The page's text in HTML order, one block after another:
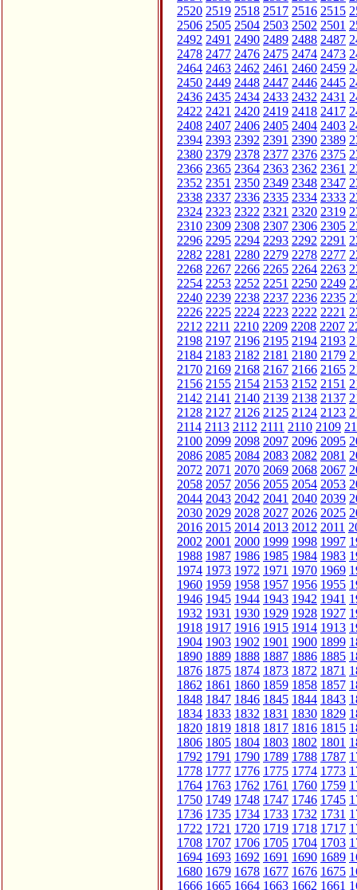
2520 2519 2518 2517 2516 2515
2506 2505 2504 2503 2502 2501
2492 2491 2490 2489 2488 2487
2478 2477 2476 2475 2474 2473
2464 2463 2462 2461 2460 2459
2450 2449 2448 2447 2446 2445
2436 2435 2434 2433 2432 2431
2422 2421 2420 2419 2418 2417
2408 2407 2406 2405 2404 2403
2394 2393 2392 2391 2390 2389
2380 2379 2378 2377 2376 2375
2366 2365 2364 2363 2362 2361
2352 2351 2350 2349 2348 2347
2338 2337 2336 2335 2334 2333
2324 2323 2322 2321 2320 2319
2310 2309 2308 2307 2306 2305
2296 2295 2294 2293 2292 2291
2282 2281 2280 2279 2278 2277
2268 2267 2266 2265 2264 2263
2254 2253 2252 2251 2250 2249
2240 2239 2238 2237 2236 2235
2226 2225 2224 2223 2222 2221
2212 2211 2210 2209 2208 2207
2198 2197 2196 2195 2194 2193
2184 2183 2182 2181 2180 2179
2170 2169 2168 2167 2166 2165
2156 2155 2154 2153 2152 2151
2142 2141 2140 2139 2138 2137
2128 2127 2126 2125 2124 2123
2114 2113 2112 2111 2110 2109
2100 2099 2098 2097 2096 2095
2086 2085 2084 2083 2082 2081
2072 2071 2070 2069 2068 2067
2058 2057 2056 2055 2054 2053
2044 2043 2042 2041 2040 2039
2030 2029 2028 2027 2026 2025
2016 2015 2014 2013 2012 2011
2002 2001 2000 1999 1998 1997
1988 1987 1986 1985 1984 1983
1974 1973 1972 1971 1970 1969
1960 1959 1958 1957 1956 1955
1946 1945 1944 1943 1942 1941
1932 1931 1930 1929 1928 1927
1918 1917 1916 1915 1914 1913
1904 1903 1902 1901 1900 1899
1890 1889 1888 1887 1886 1885
1876 1875 1874 1873 1872 1871
1862 1861 1860 1859 1858 1857
1848 1847 1846 1845 1844 1843
1834 1833 1832 1831 1830 1829
1820 1819 1818 1817 1816 1815
1806 1805 1804 1803 1802 1801
1792 1791 1790 1789 1788 1787
1778 1777 1776 1775 1774 1773
1764 1763 1762 1761 1760 1759
1750 1749 1748 1747 1746 1745
1736 1735 1734 1733 1732 1731
1722 1721 1720 1719 1718 1717
1708 1707 1706 1705 1704 1703
1694 1693 1692 1691 1690 1689
1680 1679 1678 1677 1676 1675
1666 1665 1664 1663 1662 1661